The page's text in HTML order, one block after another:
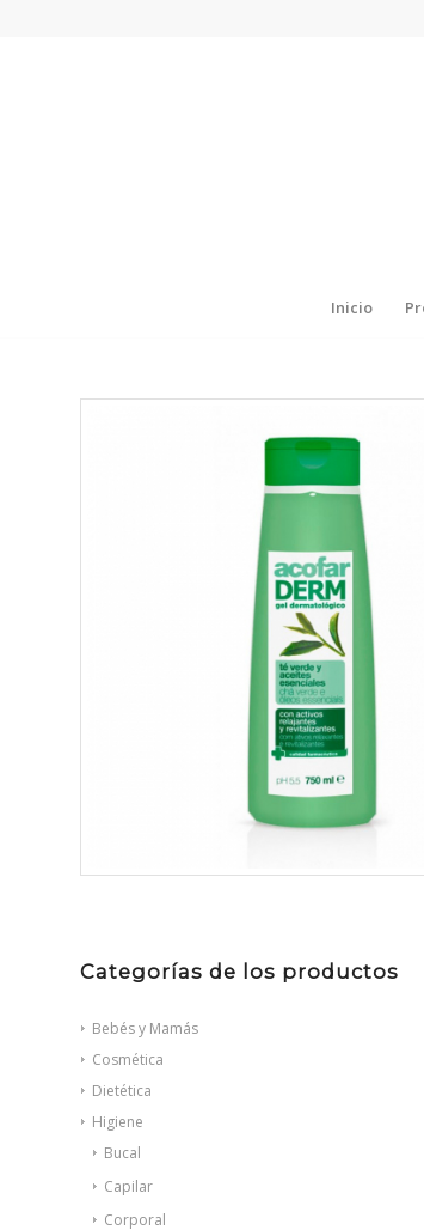
Inicio
Categorías de los productos
Bebés y Mamás
Cosmética
Dietética
Higiene
Bucal
Capilar
Corporal